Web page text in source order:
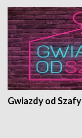
Gwiazdy od Szafy